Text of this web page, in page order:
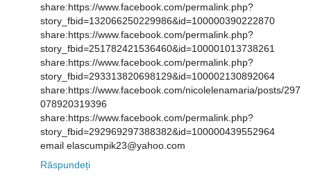
share:https://www.facebook.com/permalink.php?
story_fbid=132066250229986&id=100000390222870
share:https://www.facebook.com/permalink.php?
story_fbid=251782421536460&id=100001013738261
share:https://www.facebook.com/permalink.php?
story_fbid=293313820698129&id=100002130892064
share:https://www.facebook.com/nicolelenamaria/posts/297
078920319396
share:https://www.facebook.com/permalink.php?
story_fbid=292969297388382&id=100000439552964
email elascumpik23@yahoo.com
Răspundeți